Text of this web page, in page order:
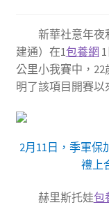
新華社意年夜
建通）在1包養網
公里小我賽中，22
明了該項目開賽以
2月11日，季軍保
禮上
赫里斯托娃包